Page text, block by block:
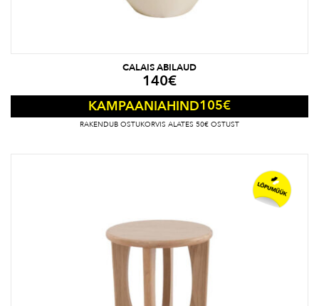
CALAIS ABILAUD
140€
KAMPAANIAHIND105€
RAKENDUB OSTUKORVIS ALATES 50€ OSTUST